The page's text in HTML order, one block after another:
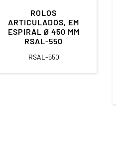
ROLOS
ARTICULADOS, EM
ESPIRAL Ø 450 MM
RSAL-550
RSAL-550